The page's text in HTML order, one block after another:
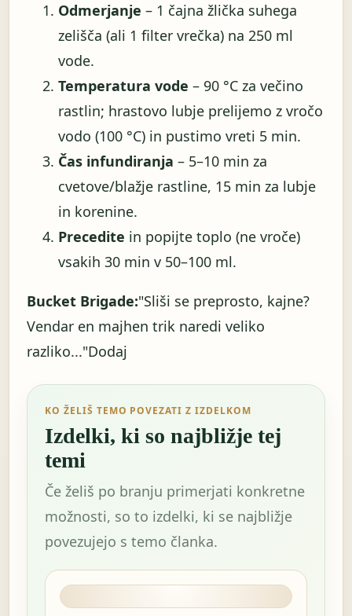
Odmerjanje – 1 čajna žlička suhega
zelišča (ali 1 filter vrečka) na 250 ml
vode.
Temperatura vode – 90 °C za večino
rastlin; hrastovo lubje prelijemo z vročo
vodo (100 °C) in pustimo vreti 5 min.
Čas infundiranja – 5–10 min za
cvetove/blažje rastline, 15 min za lubje
in korenine.
Precedite in popijte toplo (ne vroče)
vsakih 30 min v 50–100 ml.
Bucket Brigade:"Sliši se preprosto, kajne?
Vendar en majhen trik naredi veliko
razliko..."Dodaj
KO ŽELIŠ TEMO POVEZATI Z IZDELKOM
Izdelki, ki so najbližje tej
temi
Če želiš po branju primerjati konkretne
možnosti, so to izdelki, ki se najbližje
povezujejo s temo članka.